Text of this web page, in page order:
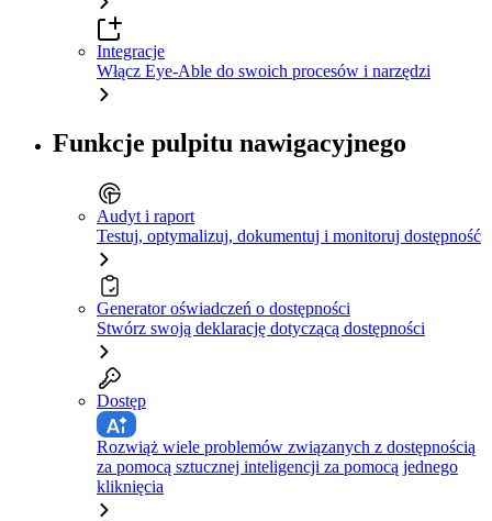
Integracje
Włącz Eye-Able do swoich procesów i narzędzi
Funkcje pulpitu nawigacyjnego
Audyt i raport
Testuj, optymalizuj, dokumentuj i monitoruj dostępność
Generator oświadczeń o dostępności
Stwórz swoją deklarację dotyczącą dostępności
Dostęp
Rozwiąż wiele problemów związanych z dostępnością
za pomocą sztucznej inteligencji za pomocą jednego
kliknięcia